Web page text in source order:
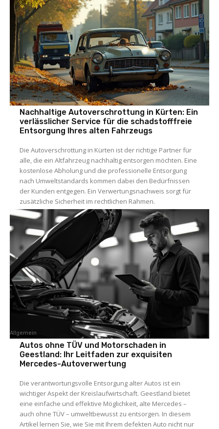
Auto / Verkehr
Nachhaltige Autoverschrottung in Kürten: Ein
verlässlicher Service für die schadstofffreie
Entsorgung Ihres alten Fahrzeugs
Die Autoverschrottung in Kürten ist der richtige Partner für
alle, die ein Altfahrzeug nachhaltig entsorgen möchten. Eine
kostenlose Abholung und die professionelle Entsorgung
nach Umweltstandards kommen dabei den Bedürfnissen
der Kunden entgegen. Ein Verwertungsnachweis sorgt für
zusätzliche Sicherheit im rechtlichen Rahmen.
Allgemein
Autos ohne TÜV und Motorschaden in
Geestland: Ihr Leitfaden zur exquisiten
Mercedes-Autoverwertung
Die verantwortungsvolle Entsorgung alter Autos ist ein
wichtiger Aspekt der Kreislaufwirtschaft. Geestland bietet
eine einfache und effektive Möglichkeit, alte Mercedes –
auch ohne TÜV – umweltbewusst zu entsorgen. In diesem
Artikel lernen Sie, wie Sie mit Ihrem defekten Auto nicht nur